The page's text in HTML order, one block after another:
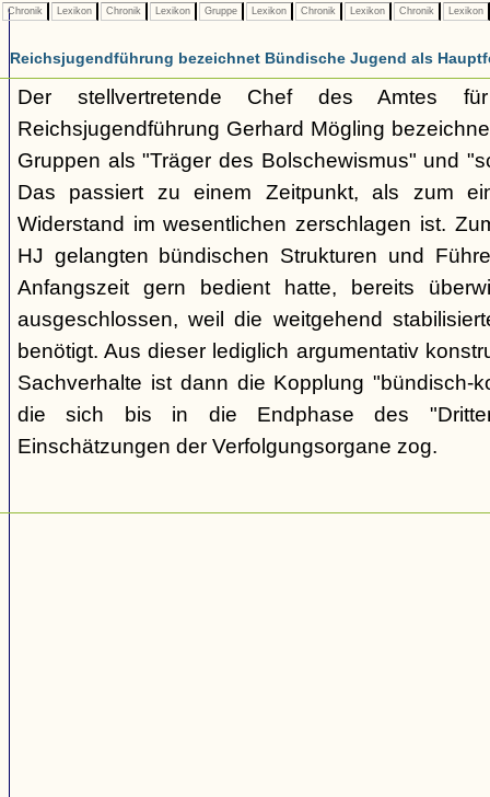
Chronik Lexikon Chronik Lexikon Gruppe Lexikon Chronik Lexikon Chronik Lexikon
Reichsjugendführung bezeichnet Bündische Jugend als
Der stellvertretende Chef des Amtes
Reichsjugendführung Gerhard Mögling
Gruppen als "Träger des Bolschewismus" und
Das passiert zu einem Zeitpunkt, als zum
Widerstand im wesentlichen zerschlagen ist.
HJ gelangten bündischen Strukturen und
Anfangszeit gern bedient hatte, bereits
ausgeschlossen, weil die weitgehend
benötigt. Aus dieser lediglich argumentativ
Sachverhalte ist dann die Kopplung "bündisch-
die sich bis in die Endphase des
Einschätzungen der Verfolgungsorgane zog.